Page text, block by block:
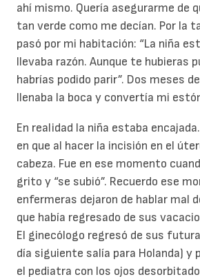
ahí mismo. Quería asegurarme de
tan verde como me decían. Por la
pasó por mi habitación: “La niña
llevaba razón. Aunque te hubieras
habrías podido parir”. Dos meses
llenaba la boca y convertía mi
En realidad la niña estaba
en que al hacer la incisión en el
cabeza. Fue en ese momento
grito y “se subió”. Recuerdo ese
enfermeras dejaron de hablar mal
que había regresado de sus
El ginecólogo regresó de sus
día siguiente salía para Holanda) y
el pediatra con los ojos